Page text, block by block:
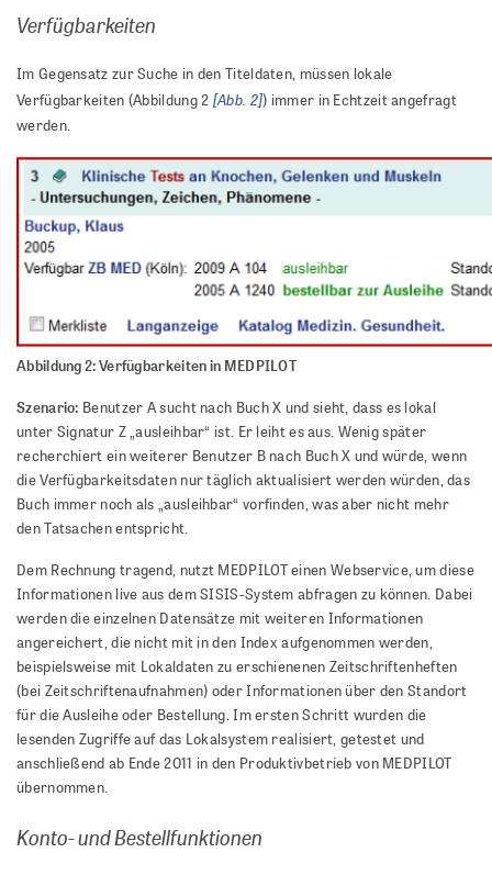
Verfügbarkeiten
Im Gegensatz zur Suche in den Titeldaten, müssen lokale
Verfügbarkeiten (Abbildung 2 [Abb. 2]) immer in Echtzeit angefragt
werden.
Abbildung 2: Verfügbarkeiten in MEDPILOT
Szenario: Benutzer A sucht nach Buch X und sieht, dass es lokal
unter Signatur Z „ausleihbar“ ist. Er leiht es aus. Wenig später
recherchiert ein weiterer Benutzer B nach Buch X und würde, wenn
die Verfügbarkeitsdaten nur täglich aktualisiert werden würden, das
Buch immer noch als „ausleihbar“ vorfinden, was aber nicht mehr
den Tatsachen entspricht.
Dem Rechnung tragend, nutzt MEDPILOT einen Webservice, um diese
Informationen live aus dem SISIS-System abfragen zu können. Dabei
werden die einzelnen Datensätze mit weiteren Informationen
angereichert, die nicht mit in den Index aufgenommen werden,
beispielsweise mit Lokaldaten zu erschienenen Zeitschriftenheften
(bei Zeitschriftenaufnahmen) oder Informationen über den Standort
für die Ausleihe oder Bestellung. Im ersten Schritt wurden die
lesenden Zugriffe auf das Lokalsystem realisiert, getestet und
anschließend ab Ende 2011 in den Produktivbetrieb von MEDPILOT
übernommen.
Konto- und Bestellfunktionen